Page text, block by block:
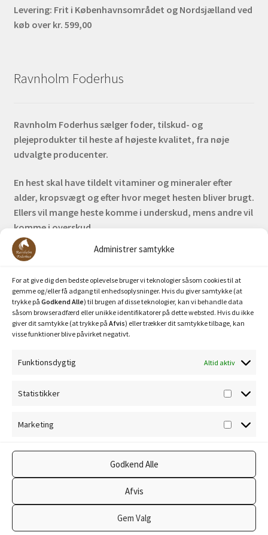
Administrer samtykke
For at give dig den bedste oplevelse bruger vi teknologier såsom cookies til at
gemme og/eller få adgang til enhedsoplysninger. Hvis du giver samtykke (at
trykke på Godkend Alle) til brugen af disse teknologier, kan vi behandle data
såsom browseradfærd eller unikke identifikatorer på dette websted. Hvis du ikke
giver dit samtykke (at trykke på Afvis) eller trækker dit samtykke tilbage, kan
visse funktioner blive påvirket negativt.
Funktionsdygtig Altid aktiv
Statistikker
Marketing
Godkend Alle
Afvis
Gem Valg
Levering: Frit i Københavnsområdet og Nordsjælland ved
køb over kr. 599,00
Ravnholm Foderhus
Ravnholm Foderhus sælger foder, tilskud- og
plejeprodukter til heste af højeste kvalitet, fra nøje
udvalgte producenter.
En hest skal have tildelt vitaminer og mineraler efter
alder, kropsvægt og efter hvor meget hesten bliver brugt.
Ellers vil mange heste komme i underskud, mens andre vil
komme i overskud.
Bank: Nordea / Reg: 2413 Konto nr. 6285 704 772
Privatlivspolitik
© Ravnholm Foderhus 2026
Lavet med WooCommerce